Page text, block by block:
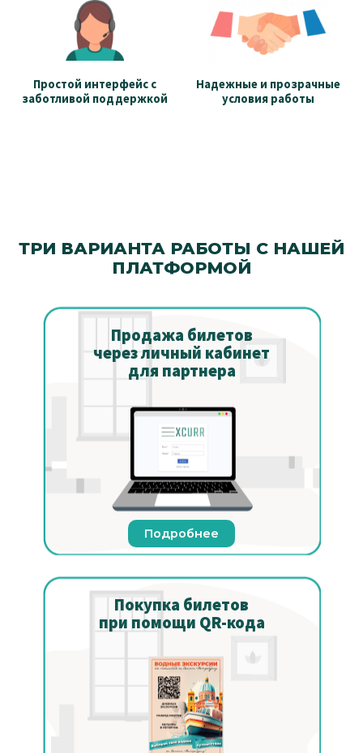
Простой интерфейс с
заботливой поддержкой
Надежные и прозрачные
условия работы
ТРИ ВАРИАНТА РАБОТЫ С НАШЕЙ
ПЛАТФОРМОЙ​
Продажа билетов
через личный кабинет
для партнера
Подробнее
Покупка билетов
при помощи QR-кода